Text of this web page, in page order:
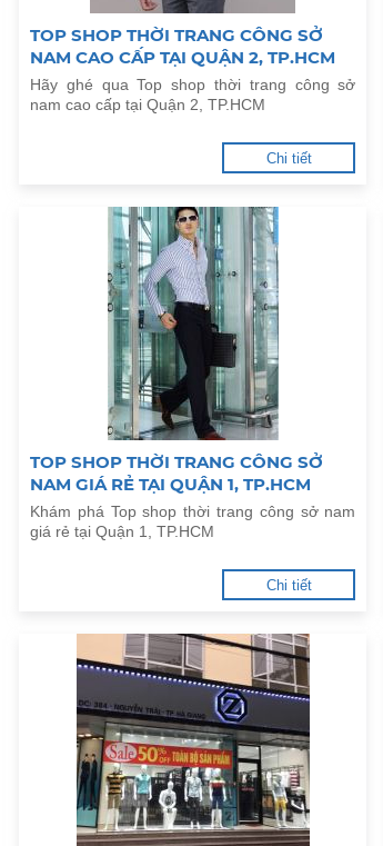
TOP SHOP THỜI TRANG CÔNG SỞ
NAM CAO CẤP TẠI QUẬN 2, TP.HCM
Hãy ghé qua Top shop thời trang công sở
nam cao cấp tại Quận 2, TP.HCM
Chi tiết
TOP SHOP THỜI TRANG CÔNG SỞ
NAM GIÁ RẺ TẠI QUẬN 1, TP.HCM
Khám phá Top shop thời trang công sở nam
giá rẻ tại Quận 1, TP.HCM
Chi tiết